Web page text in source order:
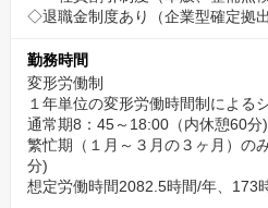
◇退職金制度あり（企業型確定拠
勤務時間
変形労働制
１年単位の変形労働時間制による
通常期8：45～18:00（内休憩60分)
繁忙期（１月～３月の３ヶ月）の
分)
想定労働時間2082.5時間/年、173